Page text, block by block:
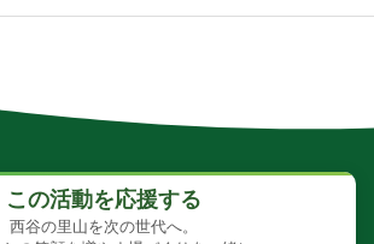
この活動を応援する
西谷の里山を次の世代へ。